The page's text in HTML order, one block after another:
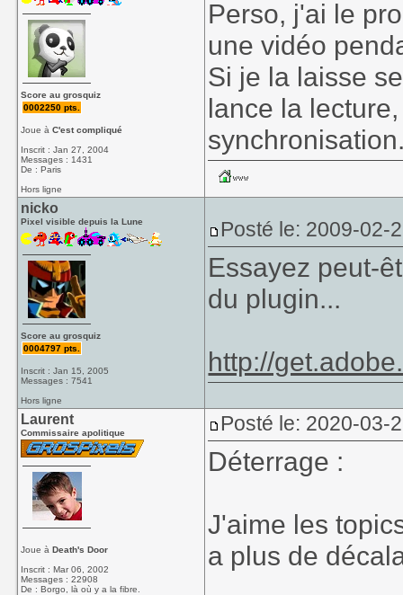
Score au grosquiz
0002250 pts.
Joue àC'est compliqué
Inscrit : Jan 27, 2004
Messages : 1431
De : Paris
Hors ligne
Perso, j'ai le
une vidéo
Si je la laisse
lance la
nicko
Pixel visible depuis la Lune
Score au grosquiz
0004797 pts.
Inscrit : Jan 15, 2005
Messages : 7541
Hors ligne
Posté le: 2009-02-
Essayez peut-
du plugin...
http://
Laurent
Commissaire apolitique
Joue àDeath's Door
Inscrit : Mar 06, 2002
Messages : 22908
De : Borgo, là où y a la fibre.
Posté le: 2020-03-
Déterrage :
J'aime les
a plus de